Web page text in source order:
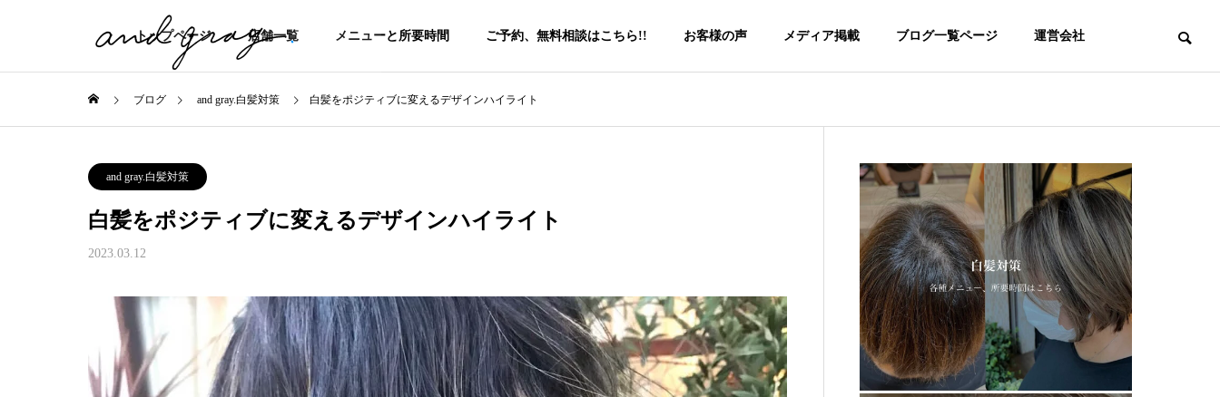
トップページ 店舗一覧 メニューと所要時間 ご予約、無料相談はこちら!! お客様の声 メディア掲載 ブログ一覧ページ 運営会社
ブログ and gray.白髪対策 白髪をポジティブに変えるデザインハイライト
and gray.白髪対策
白髪をポジティブに変えるデザインハイライト
2023.03.12